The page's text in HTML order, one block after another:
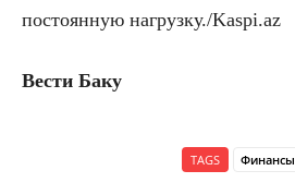
постоянную нагрузку./Kaspi.az
Вести Баку
TAGS Финансы